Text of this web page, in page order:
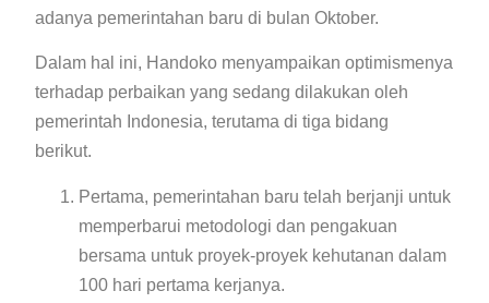
adanya pemerintahan baru di bulan Oktober.
Dalam hal ini, Handoko menyampaikan optimismenya
terhadap perbaikan yang sedang dilakukan oleh
pemerintah Indonesia, terutama di tiga bidang
berikut.
Pertama, pemerintahan baru telah berjanji untuk
memperbarui metodologi dan pengakuan
bersama untuk proyek-proyek kehutanan dalam
100 hari pertama kerjanya.